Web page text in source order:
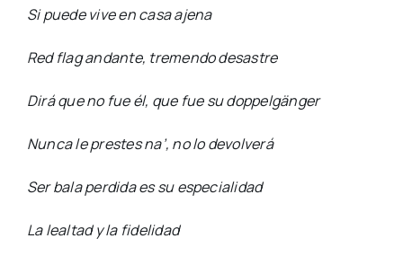
Si puede vive en casa ajena
Red flag andante, tremendo desastre
Dirá que no fue él, que fue su doppelgänger
Nunca le prestes na’, no lo devolverá
Ser bala perdida es su especialidad
La lealtad y la fidelidad